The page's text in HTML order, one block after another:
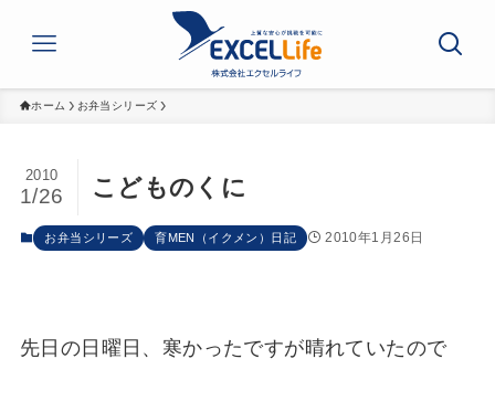
ホーム お弁当シリーズ
こどものくに
2010
1/26
お弁当シリーズ 育MEN（イクメン）日記 2010年1月26日
先日の日曜日、寒かったですが晴れていたので